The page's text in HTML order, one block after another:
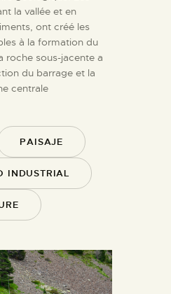
la vallée et en
ont créé les
à la formation du
roche sous-jacente a
du barrage et la
centrale
PAISAJE
INDUSTRIAL